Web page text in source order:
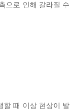
으로 인해 갈라질 수
할 때 이상 현상이 발